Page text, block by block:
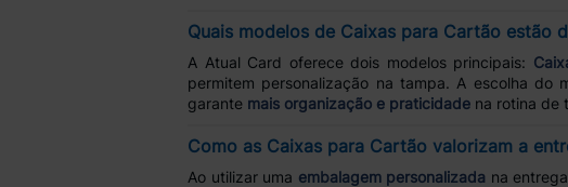
Quais modelos de Caixas para Cartão estão
A Atual Card oferece dois modelos principais:
permitem personalização na tampa. A escolha
garante mais organização e praticidade na rotina de
Como as Caixas para Cartão valorizam a
Ao utilizar uma embalagem personalizada na